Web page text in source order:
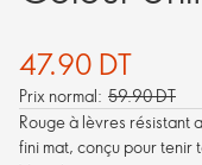
47.90 DT
Prix normal: 59.90 DT
Rouge à lèvres résistant
fini mat, conçu pour tenir